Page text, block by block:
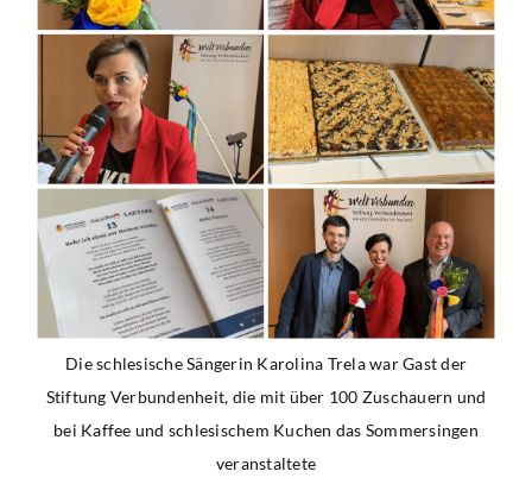
Die schlesische Sängerin Karolina Trela war Gast der
Stiftung Verbundenheit, die mit über 100 Zuschauern und
bei Kaffee und schlesischem Kuchen das Sommersingen
veranstaltete